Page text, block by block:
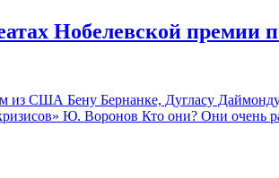
Нобелевской премии
из США Бену Бернанке, Дугласу
Ю. Воронов Кто они? Они очень